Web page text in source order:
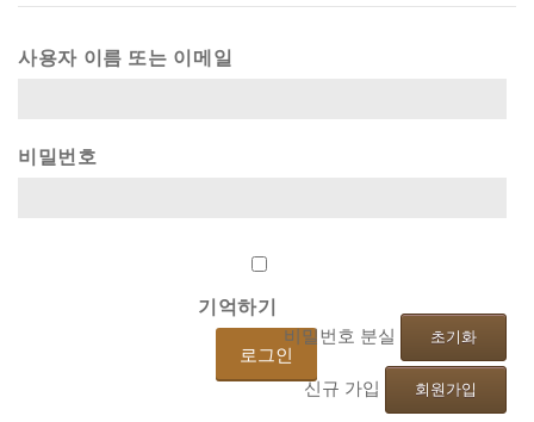
사용자 이름 또는 이메일
비밀번호
기억하기
비밀번호 분실 초기화
신규 가입 회원가입